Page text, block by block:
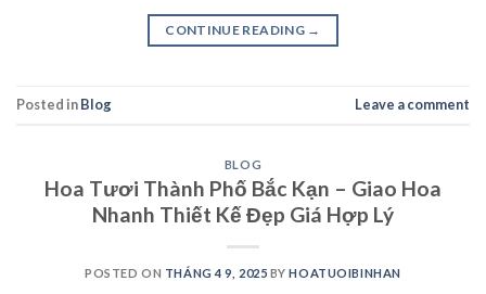
CONTINUE READING →
Posted inBlog Leave a comment
BLOG
Hoa Tươi Thành Phố Bắc Kạn – Giao Hoa
Nhanh Thiết Kế Đẹp Giá Hợp Lý
POSTED ON THÁNG 4 9, 2025 BYHOATUOIBINHAN